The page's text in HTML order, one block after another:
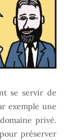
se servir de
exemple une
privé.
préserver